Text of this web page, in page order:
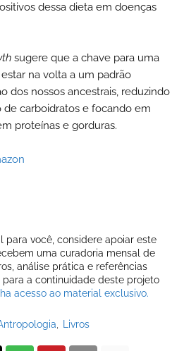
dessa dieta em doenças
sugere que a chave para uma
na volta a um padrão
dos nossos ancestrais, reduzindo
carboidratos e focando em
proteínas e gorduras.
para você, considere apoiar este
uma curadoria mensal de
análise prática e referências
a continuidade deste projeto
acesso ao material exclusivo.
Livros